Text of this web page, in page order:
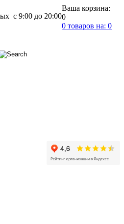
с 9:00 до 20:00
Ваша корзина:
0
0 товаров на: 0